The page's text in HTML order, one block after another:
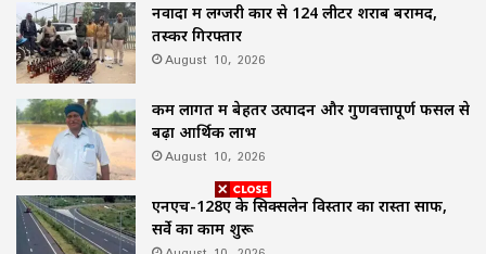
नवादा में लग्जरी कार से 124 लीटर शराब बरामद,
तस्कर गिरफ्तार
August 10, 2026
कम लागत में बेहतर उत्पादन और गुणवत्तापूर्ण फसल से
बढ़ा आर्थिक लाभ
August 10, 2026
एनएच-128ए के सिक्सलेन विस्तार का रास्ता साफ,
सर्वे का काम शुरू